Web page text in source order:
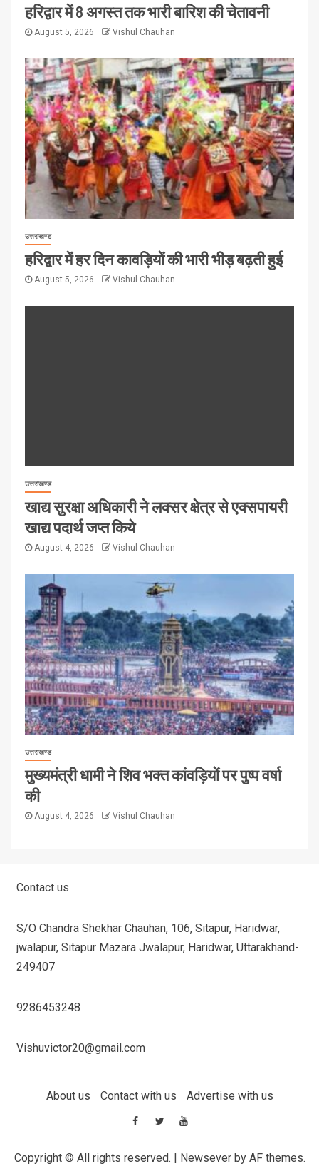
हरिद्वार में 8 अगस्त तक भारी बारिश की चेतावनी
August 5, 2026 Vishul Chauhan
उत्तराखण्ड
हरिद्वार में हर दिन कावड़ियों की भारी भीड़ बढ़ती हुई
August 5, 2026 Vishul Chauhan
उत्तराखण्ड
खाद्य सुरक्षा अधिकारी ने लक्सर क्षेत्र से एक्सपायरी
खाद्य पदार्थ जप्त किये
August 4, 2026 Vishul Chauhan
उत्तराखण्ड
मुख्यमंत्री धामी ने शिव भक्त कांवड़ियों पर पुष्प वर्षा
की
August 4, 2026 Vishul Chauhan
Contact us
S/O Chandra Shekhar Chauhan, 106, Sitapur, Haridwar,
jwalapur, Sitapur Mazara Jwalapur, Haridwar, Uttarakhand-
249407
9286453248
Vishuvictor20@gmail.com
About us Contact with us Advertise with us
Copyright © All rights reserved. | Newseverby AF themes.